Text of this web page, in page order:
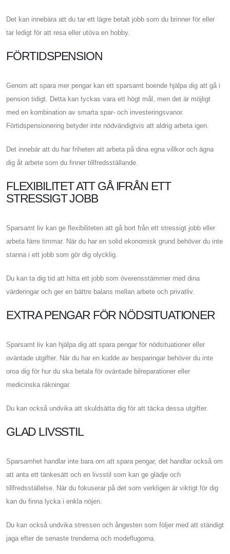
Det kan innebära att du tar ett lägre betalt jobb som du brinner för eller
tar ledigt för att resa eller utöva en hobby.
FÖRTIDSPENSION
Genom att spara mer pengar kan ett sparsamt boende hjälpa dig att gå i
pension tidigt. Detta kan tyckas vara ett högt mål, men det är möjligt
med en kombination av smarta spar- och investeringsvanor.
Förtidspensionering betyder inte nödvändigtvis att aldrig arbeta igen.
Det innebär att du har friheten att arbeta på dina egna villkor och ägna
dig åt arbete som du finner tillfredsställande.
FLEXIBILITET ATT GÅ IFRÅN ETT
STRESSIGT JOBB
Sparsamt liv kan ge flexibiliteten att gå bort från ett stressigt jobb eller
arbeta färre timmar. När du har en solid ekonomisk grund behöver du inte
stanna i ett jobb som gör dig olycklig.
Du kan ta dig tid att hitta ett jobb som överensstämmer med dina
värderingar och ger en bättre balans mellan arbete och privatliv.
EXTRA PENGAR FÖR NÖDSITUATIONER
Sparsamt liv kan hjälpa dig att spara pengar för nödsituationer eller
oväntade utgifter. När du har en kudde av besparingar behöver du inte
oroa dig för hur du ska betala för oväntade bilreparationer eller
medicinska räkningar.
Du kan också undvika att skuldsätta dig för att täcka dessa utgifter.
GLAD LIVSSTIL
Sparsamhet handlar inte bara om att spara pengar, det handlar också om
att anta ett tänkesätt och en livsstil som kan ge glädje och
tillfredsställelse. När du fokuserar på det som verkligen är viktigt för dig
kan du finna lycka i enkla nöjen.
Du kan också undvika stressen och ångesten som följer med att ständigt
jaga efter de senaste trenderna och modeflugorna.